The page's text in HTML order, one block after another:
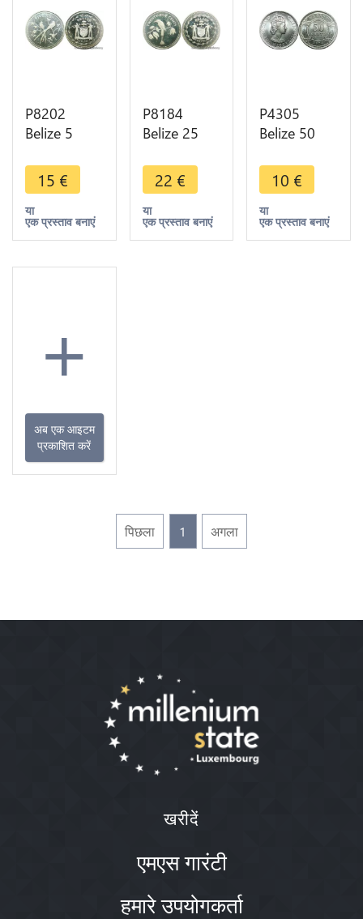
P8202
Belize 5
tailed
Flycatchers
Elizabeth II
1974 Silver
>M offer
15 €
या
एक प्रस्ताव बनाएं
P8184
Belize 25
crowned
Motmot
1974 Silver
PROOF ->
22 €
या
एक प्रस्ताव बनाएं
P4305
Belize 50
Elizabeth II
1974 UNC -
> Make
offer
10 €
या
एक प्रस्ताव बनाएं
+
अब एक आइटम
प्रकाशित करें
पिछला 1 अगला
खरीदें
एमएस गारंटी
हमारे उपयोगकर्ता